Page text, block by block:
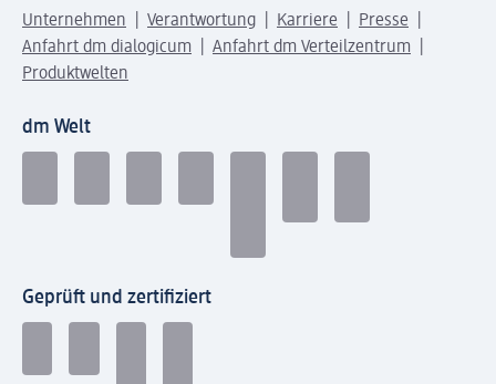
Unternehmen Verantwortung Karriere
Presse
Anfahrt dm dialogicum
Anfahrt dm Verteilzentrum
Produktwelten
dm Welt
Geprüft und zertifiziert